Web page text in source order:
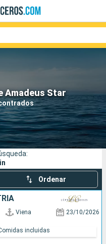
Amadeus Star
Compañías
Ordenar
Viena 23/10/2026
incluidas